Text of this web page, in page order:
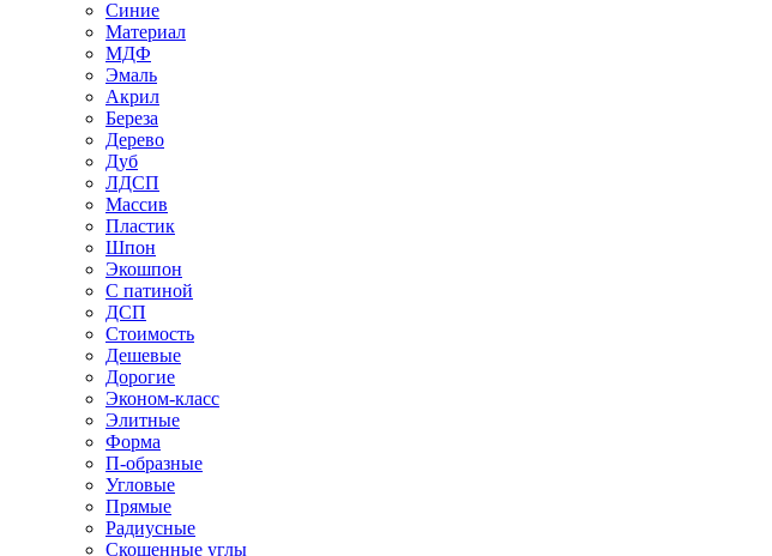
Синие
Материал
МДФ
Эмаль
Акрил
Береза
Дерево
Дуб
ЛДСП
Массив
Пластик
Шпон
Экошпон
С патиной
ДСП
Стоимость
Дешевые
Дорогие
Эконом-класс
Элитные
Форма
П-образные
Угловые
Прямые
Радиусные
Скошенные углы